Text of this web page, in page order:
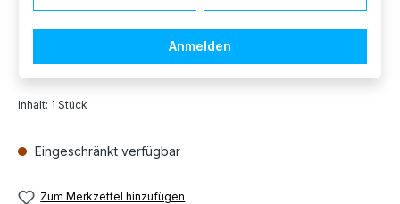
Anmelden
Inhalt: 1 Stück
Eingeschränkt verfügbar
Zum Merkzettel hinzufügen